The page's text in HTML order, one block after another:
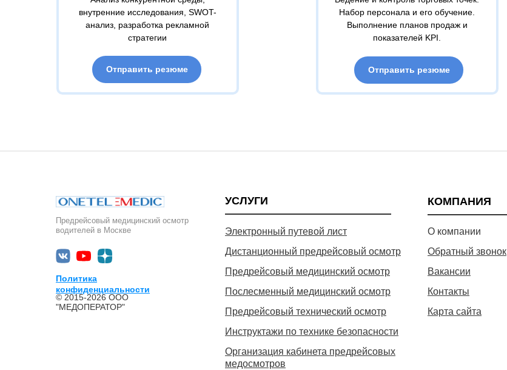
внутренние исследования, SWOT-
анализ, разработка рекламной
стратегии
Набор персонала и его обучение.
Выполнение планов продаж и
показателей KPI.
Отправить резюме Отправить резюме
УСЛУГИ
Электронный путевой лист
Дистанционный предрейсовый осмотр
Предрейсовый медицинский осмотр
Послесменный медицинский осмотр
Предрейсовый технический осмотр
Инструктажи по технике безопасности
Организация кабинета предрейсовых
медосмотров
КОМПАНИЯ
О компании
Обратный звонок
Вакансии
Контакты
Карта сайта
Предрейсовый медицинский осмотр
водителей в Москве
Политика
конфиденциальности
© 2015-2026 ООО
"МЕДОПЕРАТОР"